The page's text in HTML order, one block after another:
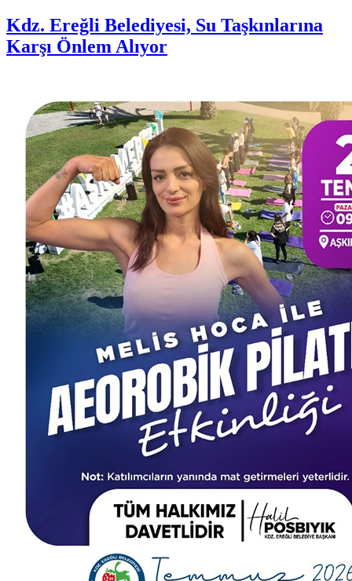
Kdz. Ereğli Belediyesi, Su Taşkınlarına
Karşı Önlem Alıyor